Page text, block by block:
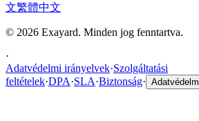
文繁體中文
© 2026 Exayard. Minden jog fenntartva.
·
Adatvédelmi irányelvek·Szolgáltatási
feltételek·DPA·SLA·Biztonság·